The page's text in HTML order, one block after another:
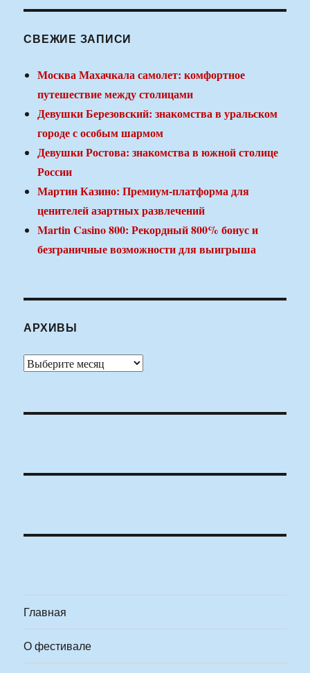
СВЕЖИЕ ЗАПИСИ
Москва Махачкала самолет: комфортное
путешествие между столицами
Девушки Березовский: знакомства в уральском
городе с особым шармом
Девушки Ростова: знакомства в южной столице
России
Мартин Казино: Премиум-платформа для
ценителей азартных развлечений
Martin Casino 800: Рекордный 800% бонус и
безграничные возможности для выигрыша
АРХИВЫ
Архивы
Главная
О фестивале